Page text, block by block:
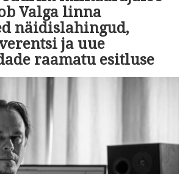
Valga linna
näidislahingud,
ja uue
raamatu esitluse